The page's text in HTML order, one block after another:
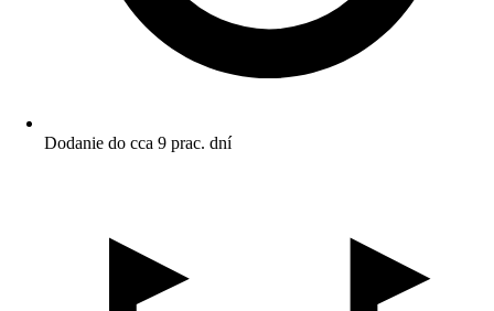
Dodanie do cca 9 prac. dní